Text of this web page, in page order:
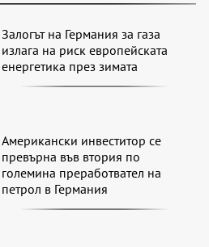
Залогът на Германия за газа
излага на риск европейската
енергетика през зимата
Американски инвеститор се
превърна във втория по
големина преработвател на
петрол в Германия